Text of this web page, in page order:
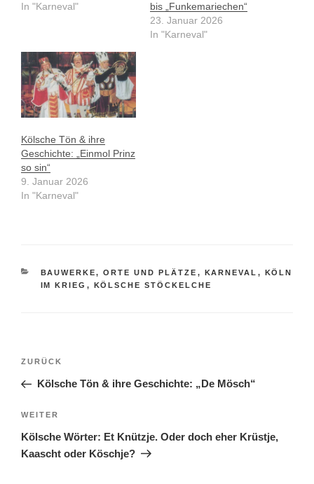
In "Karneval"
bis „Funkemariechen“
23. Januar 2026
In "Karneval"
Kölsche Tön & ihre
Geschichte: „Einmol Prinz
so sin“
9. Januar 2026
In "Karneval"
KATEGORIEN
BAUWERKE, ORTE UND PLÄTZE , KARNEVAL , KÖLN
IM KRIEG , KÖLSCHE STÖCKELCHE
Beitragsnavigation
Vorheriger
Beitrag
ZURÜCK
Kölsche Tön & ihre Geschichte: „De Mösch“
Nächster
Beitrag
WEITER
Kölsche Wörter: Et Knützje. Oder doch eher Krüstje,
Kaascht oder Köschje?